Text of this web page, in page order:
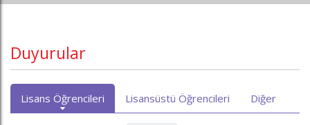
Duyurular
Lisans Öğrencileri Lisansüstü Öğrencileri Diğer